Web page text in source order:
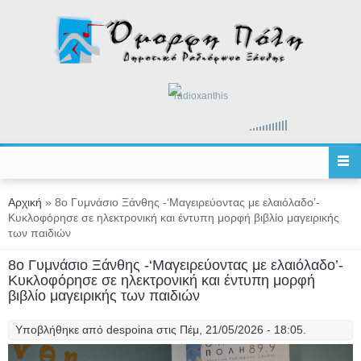
radioxanthis
Είστε εδώ
Αρχική » 8ο Γυμνάσιο Ξάνθης -‘Μαγειρεύοντας με ελαιόλαδο’-
Κυκλοφόρησε σε ηλεκτρονική και έντυπη μορφή βιβλίο μαγειρικής
των παιδιών
8ο Γυμνάσιο Ξάνθης -‘Μαγειρεύοντας με ελαιόλαδο’-
Κυκλοφόρησε σε ηλεκτρονική και έντυπη μορφή
βιβλίο μαγειρικής των παιδιών
Υποβλήθηκε από despoina στις Πέμ, 21/05/2026 - 18:05.